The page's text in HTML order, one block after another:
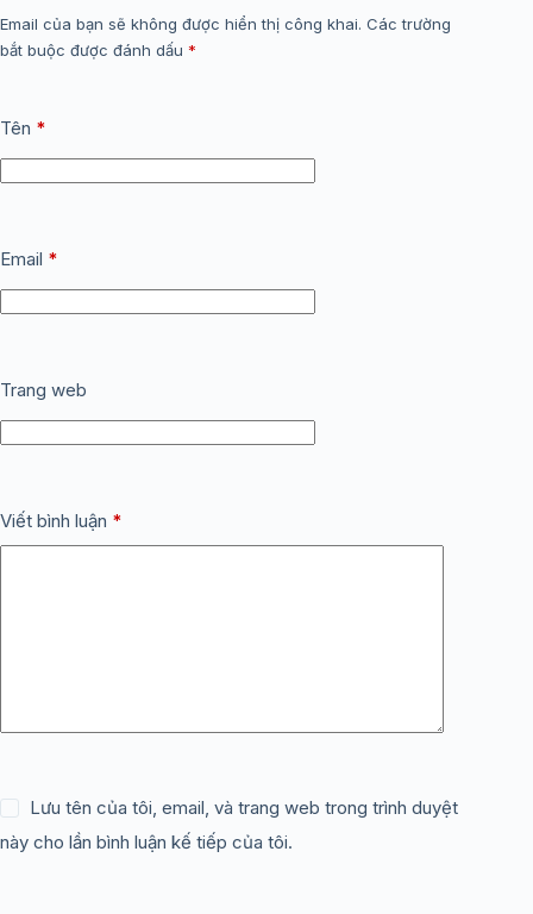
Email của bạn sẽ không được hiển thị công khai. Các trường
bắt buộc được đánh dấu *
Tên *
Email *
Trang web
Viết bình luận *
Lưu tên của tôi, email, và trang web trong trình duyệt
này cho lần bình luận kế tiếp của tôi.